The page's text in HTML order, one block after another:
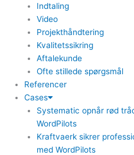
Indtaling
Video
Projekthåndtering
Kvalitetssikring
Aftalekunde
Ofte stillede spørgsmål
Referencer
Cases
Systematic opnår rød
WordPilots
Kraftvaerk sikrer
med WordPilots